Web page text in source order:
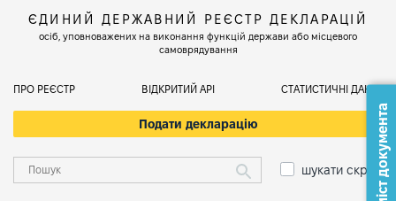
ЄДИНИЙ ДЕРЖАВНИЙ РЕЄСТР ДЕКЛАРАЦІЙ
осіб, уповноважених на виконання функцій держави або місцевого
самоврядування
ПРО РЕЄСТР ВІДКРИТИЙ АРІ СТАТИСТИЧНІ ДАНІ
Подати декларацію
шукати скрізьЗміст документа